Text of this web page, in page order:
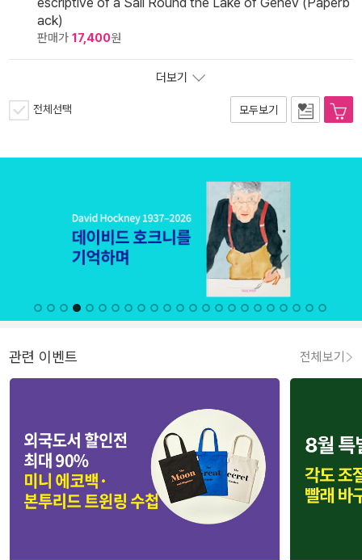
ack)
판매가 17,400원
더보기
전체선택 모두보기
관련 이벤트 전체보기